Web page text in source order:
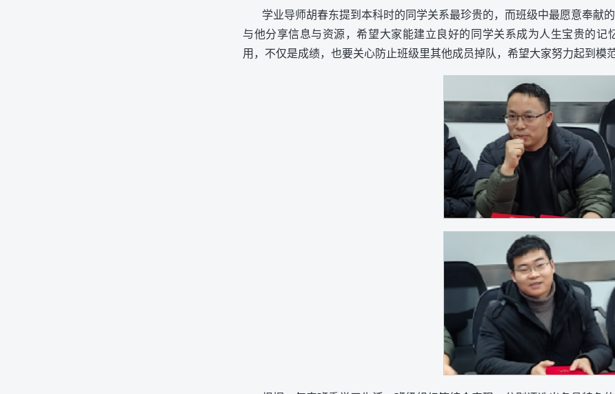
学业导师胡春东提到本科时的同学关系最珍贵的，而班级中最愿意奉献
与他分享信息与资源，希望大家能建立良好的同学关系成为人生宝贵的
用，不仅是成绩，也要关心防止班级里其他成员掉队，希望大家努力起到模